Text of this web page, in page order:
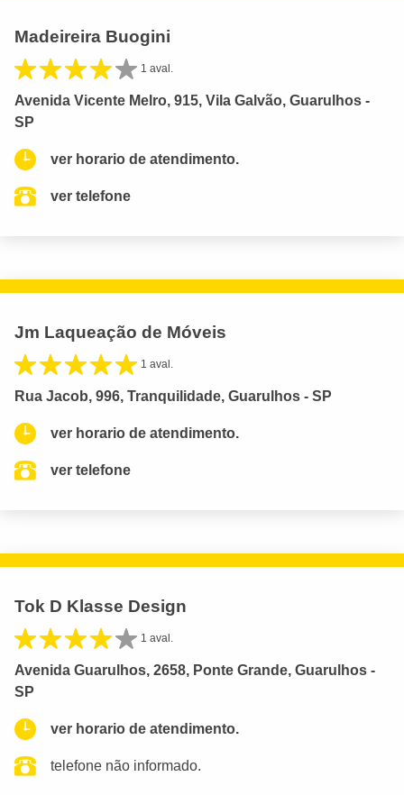
Madeireira Buogini
1 aval.
Avenida Vicente Melro, 915, Vila Galvão, Guarulhos -
SP
ver horario de atendimento.
ver telefone
Jm Laqueação de Móveis
1 aval.
Rua Jacob, 996, Tranquilidade, Guarulhos - SP
ver horario de atendimento.
ver telefone
Tok D Klasse Design
1 aval.
Avenida Guarulhos, 2658, Ponte Grande, Guarulhos -
SP
ver horario de atendimento.
telefone não informado.